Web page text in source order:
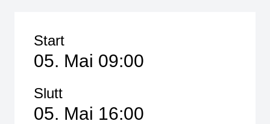
Start
05. Mai 09:00
Slutt
05. Mai 16:00